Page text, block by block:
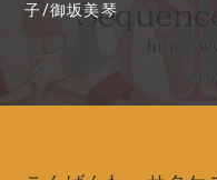
子/御坂美琴